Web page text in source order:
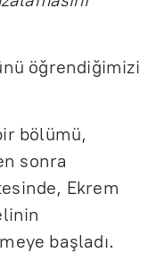
öğrendiğimizi
bölümü,
sonra
Ekrem
başladı.